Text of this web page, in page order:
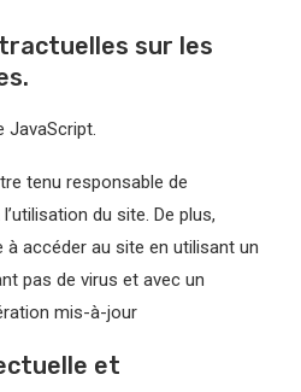
sur les
JavaScript.
tenu responsable de
du site. De plus,
à accéder au site en utilisant un
pas de virus et avec un
mis-à-jour
et